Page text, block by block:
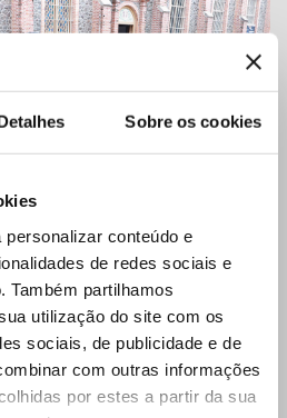
Sobre os cookies
conteúdo e
de redes sociais e
Também partilhamos
utilização do site com os
sociais, de publicidade e de
com outras informações
por estes a partir da sua
Jubileu de Prata